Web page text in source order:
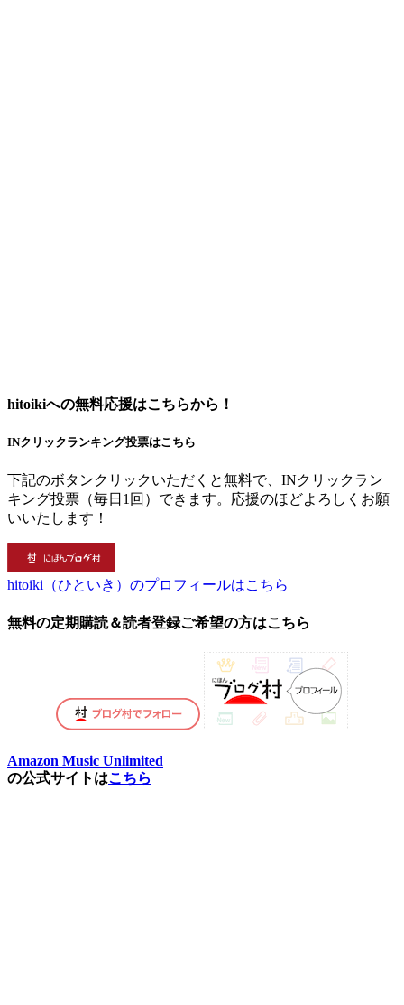
hitoikiへの無料応援はこちらから！
INクリックランキング投票はこちら
下記のボタンクリックいただくと無料で、INクリックラン
キング投票（毎日1回）できます。応援のほどよろしくお願
いいたします！
hitoiki（ひといき）のプロフィールはこちら
無料の定期購読＆読者登録ご希望の方はこちら
Amazon Music Unlimited
の公式サイトはこちら